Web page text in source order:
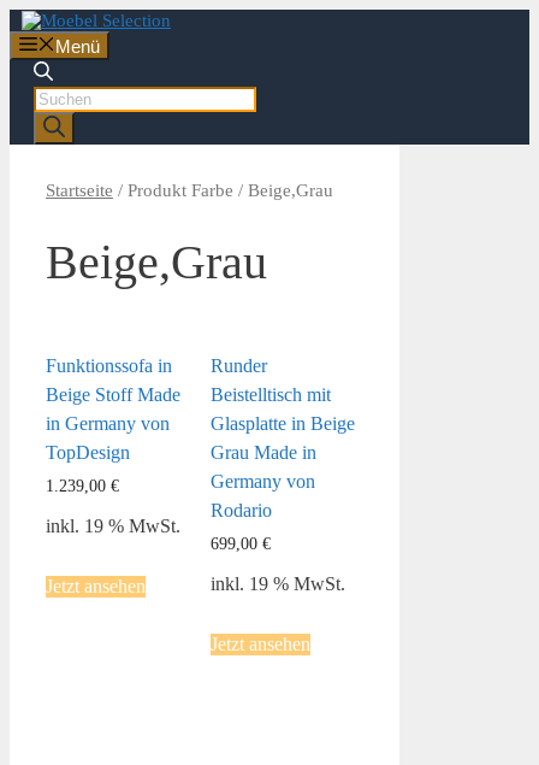
Zum
Inhalt
springen
Menü
Products
search
Startseite / Produkt Farbe / Beige,Grau
Beige,Grau
Funktionssofa in
Beige Stoff Made
in Germany von
TopDesign
1.239,00 €
inkl. 19 % MwSt.
Jetzt ansehen
Runder
Beistelltisch mit
Glasplatte in Beige
Grau Made in
Germany von
Rodario
699,00€
inkl. 19 % MwSt.
Jetzt ansehen